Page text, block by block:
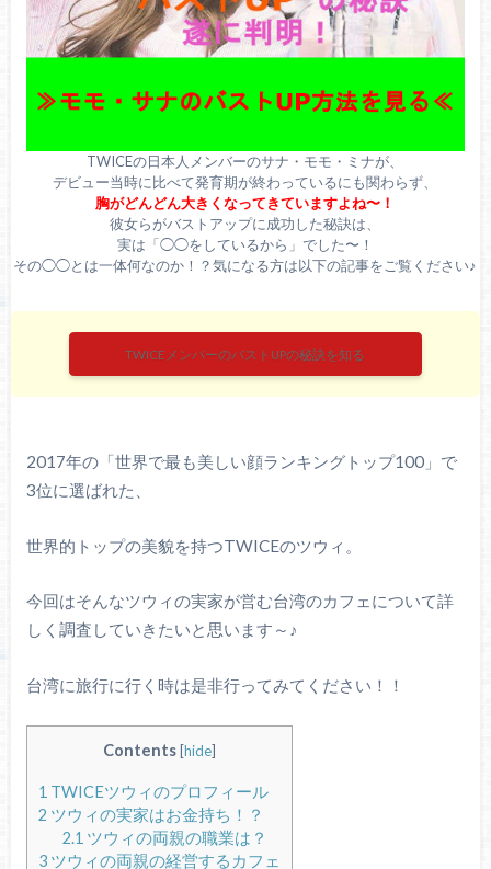
TWICEの日本人メンバーのサナ・モモ・ミナが、
デビュー当時に比べて発育期が終わっているにも関わらず、
胸がどんどん大きくなってきていますよね〜！
彼女らがバストアップに成功した秘訣は、
実は「◯◯をしているから」でした〜！
その◯◯とは一体何なのか！？気になる方は以下の記事をご覧ください♪
TWICEメンバーのバストUPの秘訣を知る
2017年の「世界で最も美しい顔ランキングトップ100」で
3位に選ばれた、
世界的トップの美貌を持つTWICEのツウィ。
今回はそんなツウィの実家が営む台湾のカフェについて詳
しく調査していきたいと思います～♪
台湾に旅行に行く時は是非行ってみてください！！
Contents [hide]
1 TWICEツウィのプロフィール
2 ツウィの実家はお金持ち！？
2.1 ツウィの両親の職業は？
3ツウィの両親の経営するカフェ